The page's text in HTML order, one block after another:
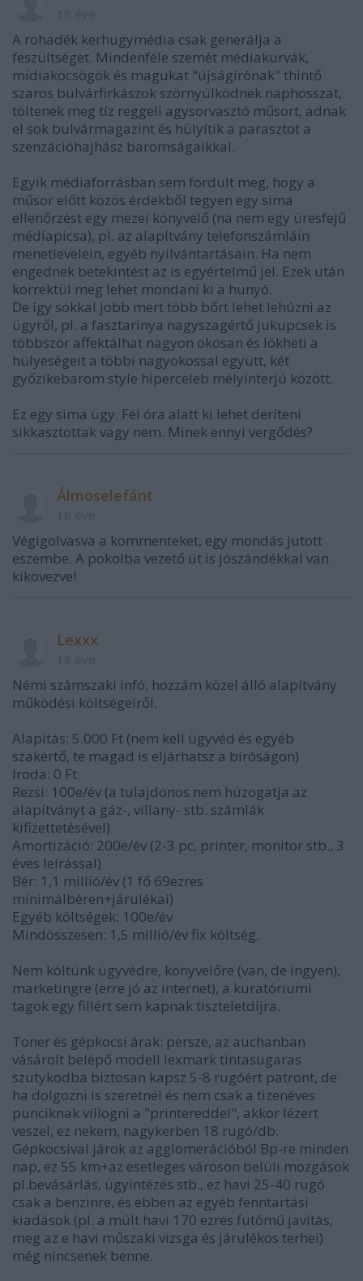
A rohadék kerhugymédia csak generálja a
feszültséget. Mindenféle szemét médiakurvák,
midiaköcsögök és magukat "újságírónak" thintő
szaros bulvárfirkászok szörnyülködnek naphosszat,
töltenek meg tíz reggeli agysorvasztó műsort, adnak
el sok bulvármagazint és hülyítik a parasztot a
szenzációhajhász baromságaikkal.
Egyik médiaforrásban sem fordult meg, hogy a
műsor előtt közös érdekből tegyen egy sima
ellenőrzést egy mezei könyvelő (na nem egy üresfejű
médiapicsa), pl. az alapítvány telefonszámláin
menetlevelein, egyéb nyilvántartásain. Ha nem
engednek betekintést az is egyértelmű jel. Ezek után
korrektül meg lehet mondani ki a hunyó.
De így sokkal jobb mert több bőrt lehet lehúzni az
ügyről, pl. a fasztarinya nagyszagértő jukupcsek is
többször affektálhat nagyon okosan és lökheti a
hülyeségeit a többi nagyokossal együtt, két
győzikebarom style hiperceleb mélyinterjú között.
Ez egy sima ügy. Fél óra alatt ki lehet deríteni
sikkasztottak vagy nem. Minek ennyi vergődés?
Álmoselefánt
Végigolvasva a kommenteket, egy mondás jutott
eszembe. A pokolba vezető út is jószándékkal van
kikövezve!
Lexxx
Némi számszaki infó, hozzám közel álló alapítvány
működési költségeiről.
Alapítás: 5.000 Ft (nem kell ügyvéd és egyéb
szakértő, te magad is eljárhatsz a bíróságon)
Iroda: 0 Ft
Rezsi: 100e/év (a tulajdonos nem húzogatja az
alapítványt a gáz-, villany- stb. számlák
kifizettetésével)
Amortizáció: 200e/év (2-3 pc, printer, monitor stb., 3
éves leírással)
Bér: 1,1 millió/év (1 fő 69ezres
minimálbéren+járulékai)
Egyéb költségek: 100e/év
Mindösszesen: 1,5 millió/év fix költség.
Nem költünk ügyvédre, könyvelőre (van, de ingyen),
marketingre (erre jó az internet), a kuratóriumi
tagok egy fillért sem kapnak tiszteletdíjra.
Toner és gépkocsi árak: persze, az auchanban
vásárolt belépő modell lexmark tintasugaras
szutykodba biztosan kapsz 5-8 rugóért patront, de
ha dolgozni is szeretnél és nem csak a tizenéves
punciknak villogni a "printereddel", akkor lézert
veszel, ez nekem, nagykerben 18 rugó/db.
Gépkocsival járok az agglomerációból Bp-re minden
nap, ez 55 km+az esetleges városon belüli mozgások
pl.bevásárlás, ügyintézés stb., ez havi 25-40 rugó
csak a benzinre, és ebben az egyéb fenntartási
kiadások (pl. a múlt havi 170 ezres futómű javítás,
meg az e havi műszaki vizsga és járulékos terhei)
még nincsenek benne.